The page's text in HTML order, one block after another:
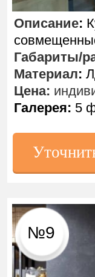
Описание:
Габариты/
Материал:
Цена:
Галерея: 5
№9